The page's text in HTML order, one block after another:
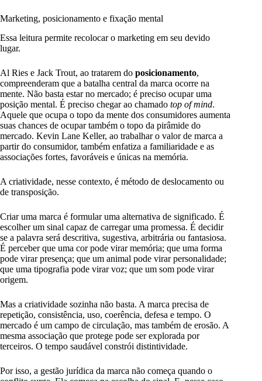
Marketing, posicionamento e fixação mental
Essa leitura permite recolocar o marketing em seu devido
lugar.
Al Ries e Jack Trout, ao tratarem do posicionamento,
compreenderam que a batalha central da marca ocorre na
mente. Não basta estar no mercado; é preciso ocupar uma
posição mental. É preciso chegar ao chamado top of mind.
Aquele que ocupa o topo da mente dos consumidores aumenta
suas chances de ocupar também o topo da pirâmide do
mercado. Kevin Lane Keller, ao trabalhar o valor de marca a
partir do consumidor, também enfatiza a familiaridade e as
associações fortes, favoráveis e únicas na memória.
A criatividade, nesse contexto, é método de deslocamento ou
de transposição.
Criar uma marca é formular uma alternativa de significado. É
escolher um sinal capaz de carregar uma promessa. É decidir
se a palavra será descritiva, sugestiva, arbitrária ou fantasiosa.
É perceber que uma cor pode virar memória; que uma forma
pode virar presença; que um animal pode virar personalidade;
que uma tipografia pode virar voz; que um som pode virar
origem.
Mas a criatividade sozinha não basta. A marca precisa de
repetição, consistência, uso, coerência, defesa e tempo. O
mercado é um campo de circulação, mas também de erosão. A
mesma associação que protege pode ser explorada por
terceiros. O tempo saudável constrói distintividade.
Por isso, a gestão jurídica da marca não começa quando o